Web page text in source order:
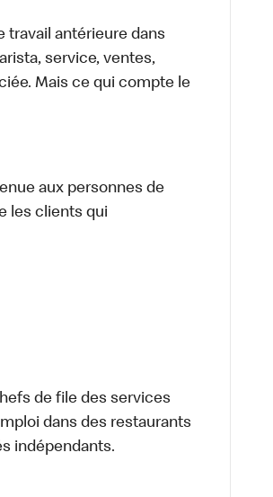
travail antérieure dans
service, ventes,
Mais ce qui compte le
aux personnes de
les clients qui
de file des services
dans des restaurants
indépendants.